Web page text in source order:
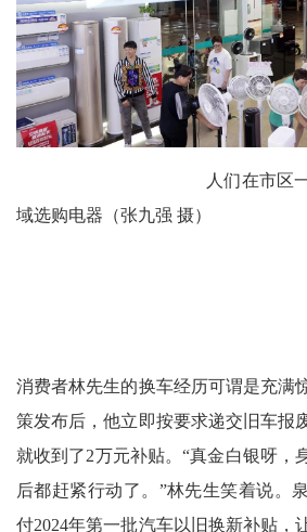
人们在市区一家电商
域选购电器（张九强 摄）
消费者林先生的换车经历可谓是充满
策发布后，他立即按要求递交旧车报
就收到了2万元补贴。“真金白银呀，
后都赶紧行动了。”林先生笑着说。
付2024年第一批汽车以旧换新补贴，